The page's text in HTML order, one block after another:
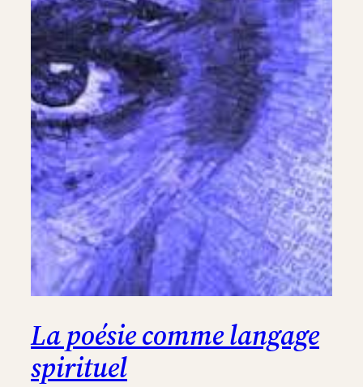
La poésie comme langage
spirituel